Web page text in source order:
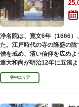
浄名院は、寛文6年（1666）
た。江戸時代の寺の隆盛の
僧を戒め、清い信仰を広め
運大和尚が明治12年に五濁
石地蔵建立を発願しました。
ます。谷中エリア